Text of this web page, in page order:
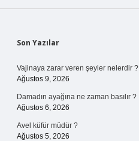
Sidebar
Son Yazılar
Vajinaya zarar veren şeyler nelerdir ?
Ağustos 9, 2026
Damadın ayağına ne zaman basılır ?
Ağustos 6, 2026
Avel küfür müdür ?
Ağustos 5, 2026